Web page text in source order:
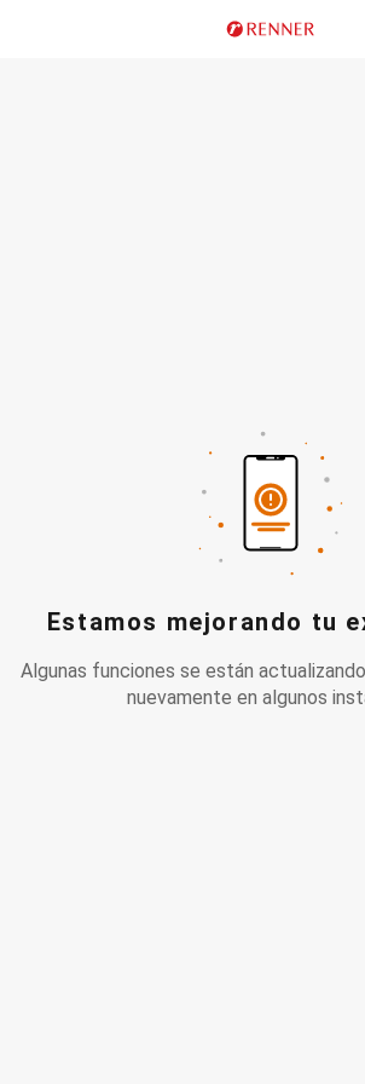
Estamos mejorando tu
Algunas funciones se están
nuevamente en algunos